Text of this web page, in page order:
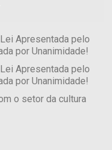
Apresentada pelo
por Unanimidade!
Apresentada pelo
por Unanimidade!
o setor da cultura